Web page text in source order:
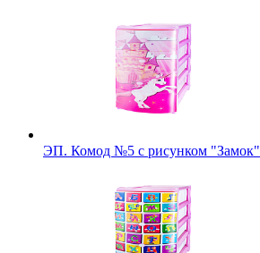
ЭП. Комод №5 с рисунком "Замок"